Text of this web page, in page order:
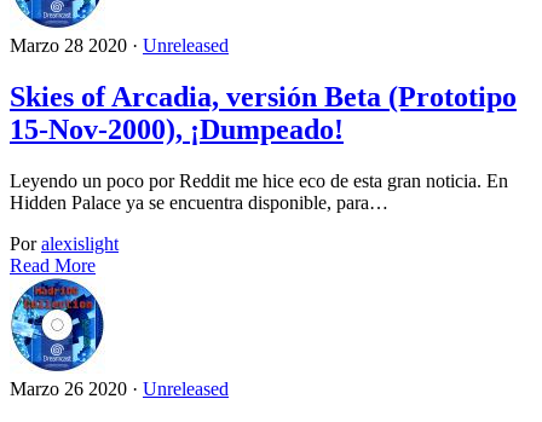
Marzo 28 2020 · Unreleased
Skies of Arcadia, versión Beta (Prototipo
15-Nov-2000), ¡Dumpeado!
Leyendo un poco por Reddit me hice eco de esta gran noticia. En
Hidden Palace ya se encuentra disponible, para…
Poralexislight
Read More
Marzo 26 2020 · Unreleased